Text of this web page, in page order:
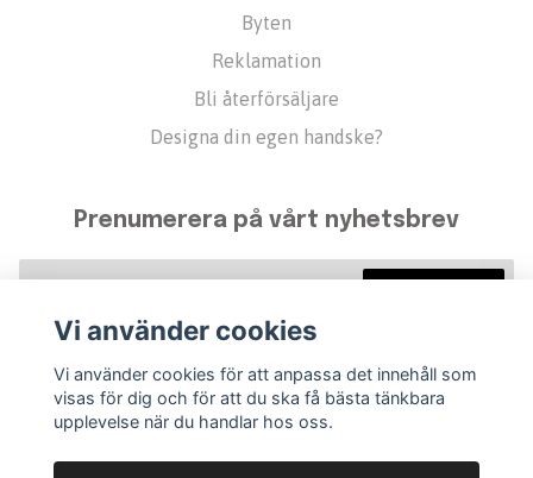
Byten
Reklamation
Bli återförsäljare
Designa din egen handske?
Prenumerera på vårt nyhetsbrev
Vi använder cookies
Vi använder cookies för att anpassa det innehåll som
visas för dig och för att du ska få bästa tänkbara
upplevelse när du handlar hos oss.